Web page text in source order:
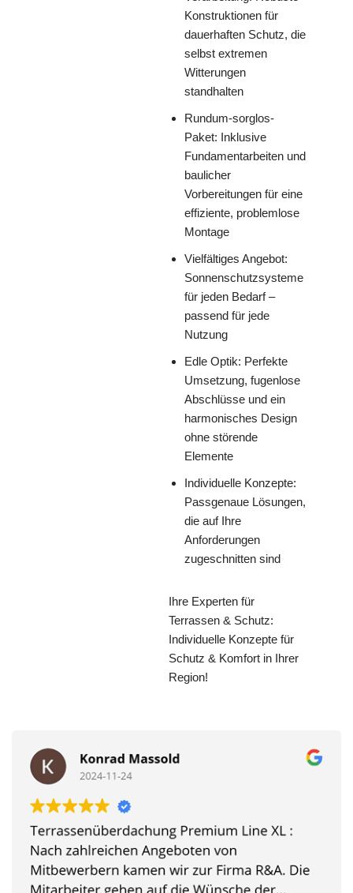
Konstruktionen für
dauerhaften Schutz, die
selbst extremen
Witterungen
standhalten
Rundum-sorglos-
Paket: Inklusive
Fundamentarbeiten und
baulicher
Vorbereitungen für eine
effiziente, problemlose
Montage
Vielfältiges Angebot:
Sonnenschutzsysteme
für jeden Bedarf –
passend für jede
Nutzung
Edle Optik: Perfekte
Umsetzung, fugenlose
Abschlüsse und ein
harmonisches Design
ohne störende
Elemente
Individuelle Konzepte:
Passgenaue Lösungen,
die auf Ihre
Anforderungen
zugeschnitten sind
Ihre Experten für
Terrassen & Schutz:
Individuelle Konzepte für
Schutz & Komfort in Ihrer
Region!